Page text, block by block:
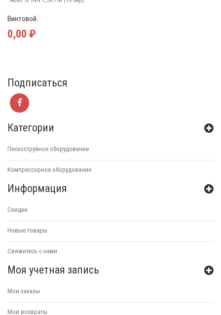
Винтовой...
0,00 ₽
Подписаться
Категории
Пескоструйное оборудование
Компрессорное оборудование
Информация
Скидки
Новые товары
Свяжитесь с нами
Моя учетная запись
Мои заказы
Мои возвраты